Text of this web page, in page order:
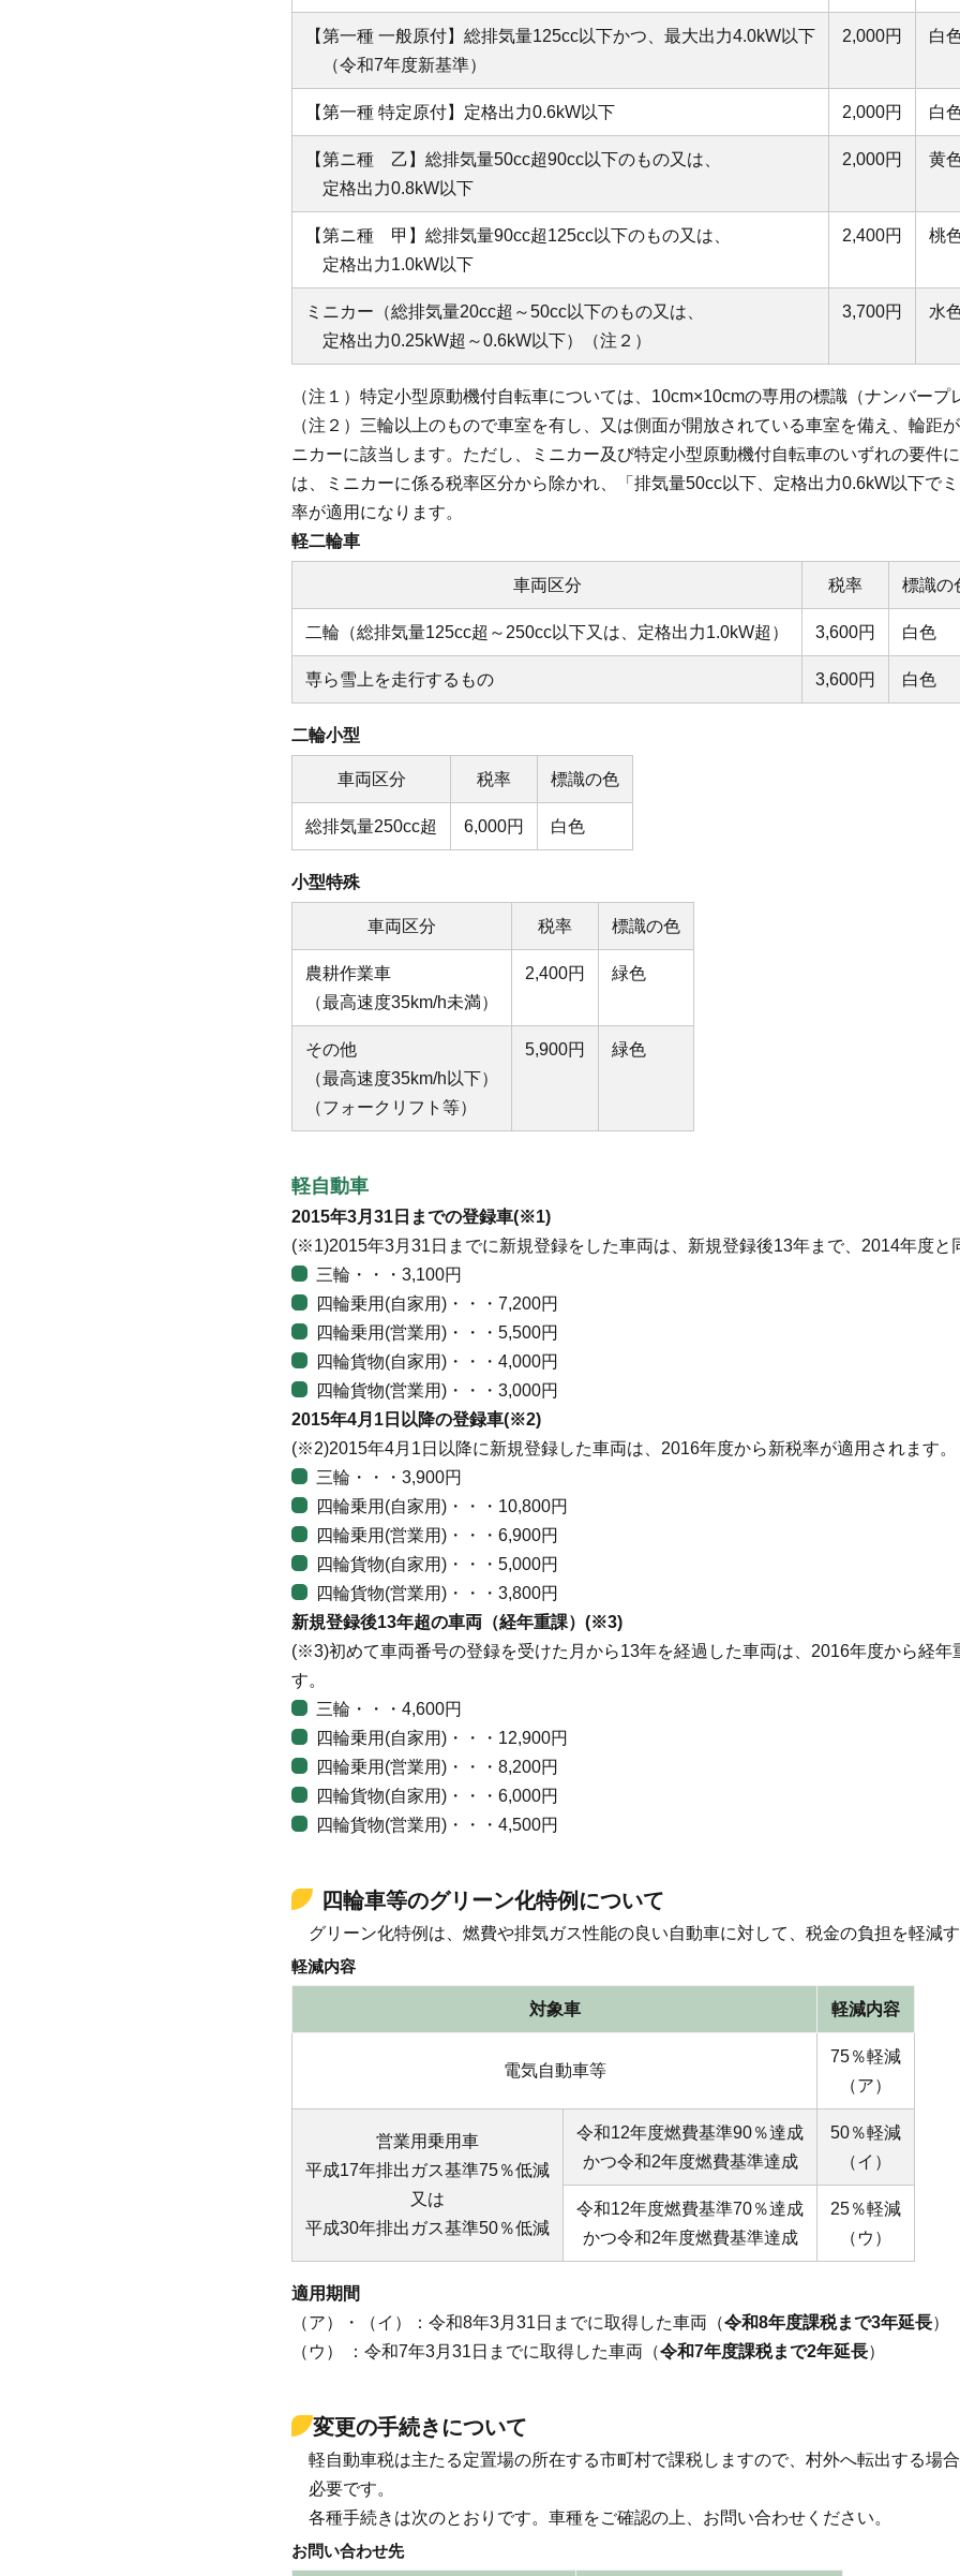
【第一種 一般原付】総排気量125cc以下かつ、最大出力4.0kW以下
（令和7年度新基準）
2,000円 白
【第一種 特定原付】定格出力0.6kW以下 2,000円 白
【第ニ種 乙】総排気量50cc超90cc以下のもの又は、
定格出力0.8kW以下
2,000円 黄
【第ニ種 甲】総排気量90cc超125cc以下のもの又は、
定格出力1.0kW以下
2,400円 桃
ミニカー（総排気量20cc超～50cc以下のもの又は、
定格出力0.25kW超～0.6kW以下）（注２）
3,700円 水
（注１）特定小型原動機付自転車については、10cm×10cmの専用の標識（ナンバープ
（注２）三輪以上のもので車室を有し、又は側面が開放されている車室を備え、輪距
ニカーに該当します。ただし、ミニカー及び特定小型原動機付自転車のいずれの要件
は、ミニカーに係る税率区分から除かれ、「排気量50cc以下、定格出力0.6kW以下で
率が適用になります。
軽二輪車
車両区分 税率 標識の
二輪（総排気量125cc超～250cc以下又は、定格出力1.0kW超） 3,600円 白色
専ら雪上を走行するもの 3,600円 白色
二輪小型
車両区分 税率 標識の色
総排気量250cc超 6,000円 白色
小型特殊
車両区分 税率 標識の色
農耕作業車
（最高速度35km/h未満）
2,400円 緑色
その他
（最高速度35km/h以下）
（フォークリフト等）
5,900円 緑色
軽自動車
2015年3月31日までの登録車(※1)
(※1)2015年3月31日までに新規登録をした車両は、新規登録後13年まで、2014年度と
三輪・・・3,100円
四輪乗用(自家用)・・・7,200円
四輪乗用(営業用)・・・5,500円
四輪貨物(自家用)・・・4,000円
四輪貨物(営業用)・・・3,000円
2015年4月1日以降の登録車(※2)
(※2)2015年4月1日以降に新規登録した車両は、2016年度から新税率が適用されます。
三輪・・・3,900円
四輪乗用(自家用)・・・10,800円
四輪乗用(営業用)・・・6,900円
四輪貨物(自家用)・・・5,000円
四輪貨物(営業用)・・・3,800円
新規登録後13年超の車両（経年重課）(※3)
(※3)初めて車両番号の登録を受けた月から13年を経過した車両は、2016年度から経年
す。
三輪・・・4,600円
四輪乗用(自家用)・・・12,900円
四輪乗用(営業用)・・・8,200円
四輪貨物(自家用)・・・6,000円
四輪貨物(営業用)・・・4,500円
四輪車等のグリーン化特例について
グリーン化特例は、燃費や排気ガス性能の良い自動車に対して、税金の負担を軽減す
軽減内容
対象車 軽減内容
電気自動車等
75％軽減
（ア）
営業用乗用車
平成17年排出ガス基準75％低減
又は
平成30年排出ガス基準50％低減
令和12年度燃費基準90％達成
かつ令和2年度燃費基準達成
50％軽減
（イ）
令和12年度燃費基準70％達成
かつ令和2年度燃費基準達成
25％軽減
（ウ）
適用期間
（ア）・（イ）：令和8年3月31日までに取得した車両（令和8年度課税まで3年延長）
（ウ） ：令和7年3月31日までに取得した車両（令和7年度課税まで2年延長）
変更の手続きについて
軽自動車税は主たる定置場の所在する市町村で課税しますので、村外へ転出する場
必要です。
各種手続きは次のとおりです。車種をご確認の上、お問い合わせください。
お問い合わせ先